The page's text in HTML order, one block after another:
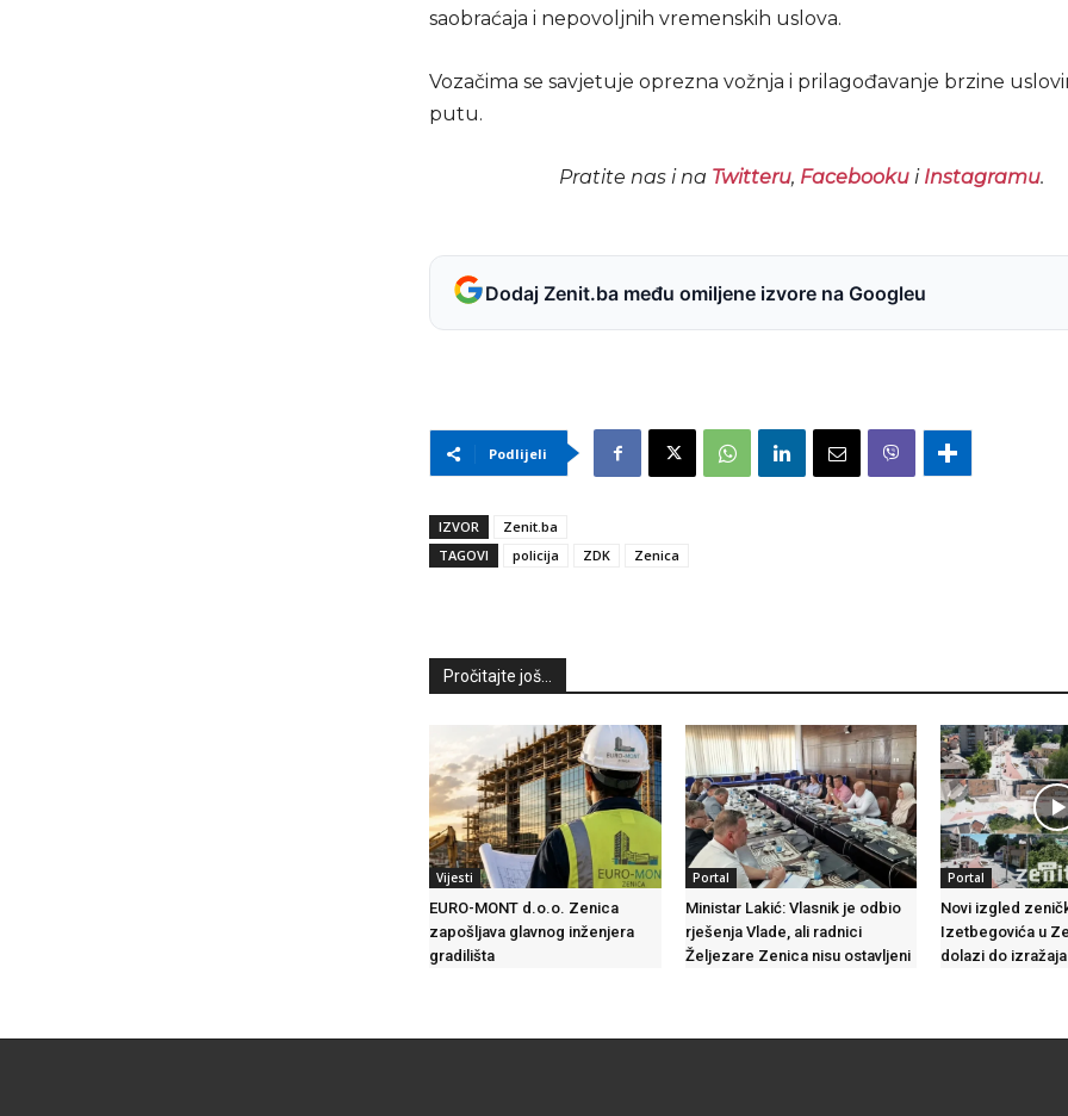
saobraćaja i nepovoljnih vremenskih uslova.
Vozačima se savjetuje oprezna vožnja i prilagođavanje brzine
putu.
Pratite nas i na Twitteru, Facebookui Instagramu.
Dodaj Zenit.ba među omiljene izvore na Googleu
Podlijeli
IZVOR
Zenit.ba
TAGOVI
policija ZDK Zenica
Pročitajte još...
Vijesti
EURO-MONT d.o.o. Zenica
zapošljava glavnog inženjera
gradilišta
Portal
Ministar Lakić: Vlasnik je odbio
rješenja Vlade, ali radnici
Željezare Zenica nisu ostavljeni
Portal
Novi izgled
Izetbegovića u
dolazi do izražaja